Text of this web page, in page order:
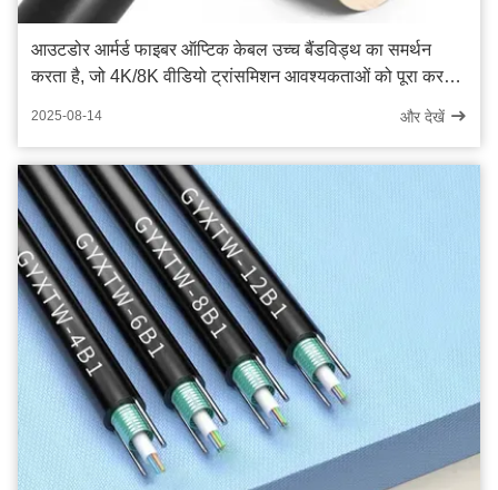
आउटडोर आर्मर्ड फाइबर ऑप्टिक केबल उच्च बैंडविड्थ का समर्थन
करता है, जो 4K/8K वीडियो ट्रांसमिशन आवश्यकताओं को पूरा करता
2025-08-14 और देखें